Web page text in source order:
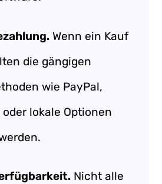
Wenn ein Kauf
die gängigen
wie PayPal,
lokale Optionen
Nicht alle